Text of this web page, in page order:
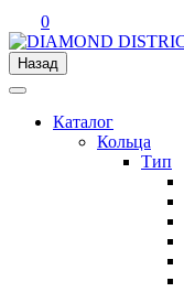
0
Назад
Каталог
Кольца
Тип